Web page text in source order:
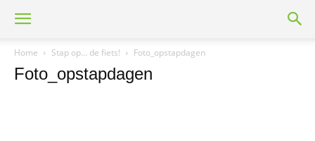
Home Stap op… de fiets! Foto_opstapdagen
Foto_opstapdagen